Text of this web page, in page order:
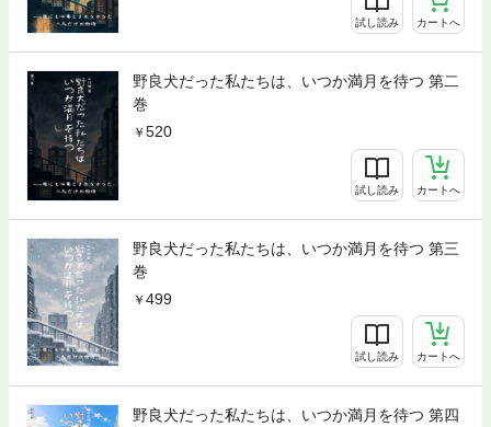
試し読み カートへ
野良犬だった私たちは、いつか満月を待つ 第二
巻
520
試し読み カートへ
野良犬だった私たちは、いつか満月を待つ 第三
巻
499
試し読み カートへ
野良犬だった私たちは、いつか満月を待つ 第四